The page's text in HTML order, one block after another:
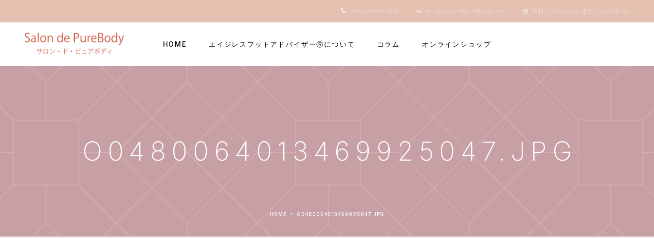
080-5944-0325 info@salondepurebody.com 平日11:00-20:30 土日11:00-19:00
HOME エイジレスフットアドバイザーⓇについて コラム オンラインショップ
O0480064013469925047.JPG
HOME O0480064013469925047.JPG